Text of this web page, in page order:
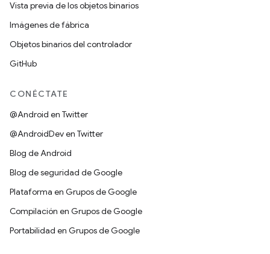
Vista previa de los objetos binarios
Imágenes de fábrica
Objetos binarios del controlador
GitHub
CONÉCTATE
@Android en Twitter
@AndroidDev en Twitter
Blog de Android
Blog de seguridad de Google
Plataforma en Grupos de Google
Compilación en Grupos de Google
Portabilidad en Grupos de Google